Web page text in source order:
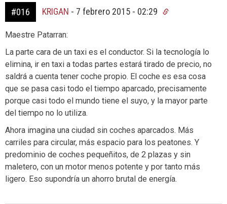
#016 KRIGAN - 7 febrero 2015 - 02:29
Maestre Patarran:
La parte cara de un taxi es el conductor. Si la tecnología lo
elimina, ir en taxi a todas partes estará tirado de precio, no
saldrá a cuenta tener coche propio. El coche es esa cosa
que se pasa casi todo el tiempo aparcado, precisamente
porque casi todo el mundo tiene el suyo, y la mayor parte
del tiempo no lo utiliza.
Ahora imagina una ciudad sin coches aparcados. Más
carriles para circular, más espacio para los peatones. Y
predominio de coches pequeñitos, de 2 plazas y sin
maletero, con un motor menos potente y por tanto más
ligero. Eso supondría un ahorro brutal de energía.